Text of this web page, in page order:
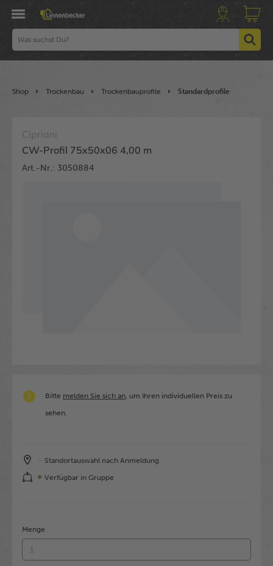
Shop Trockenbau Trockenbauprofile Standardprofile
Cipriani
CW-Profil 75x50x06 4,00 m
Art.-Nr.: 3050884
Bitte melden Sie sich an , um Ihren individuellen Preis zu
sehen.
Standortauswahl nach Anmeldung
Verfügbar in Gruppe
Menge